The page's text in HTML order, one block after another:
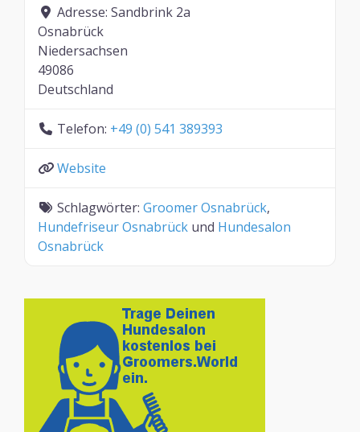
Adresse: Sandbrink 2a
Osnabrück
Niedersachsen
49086
Deutschland
Telefon: +49 (0) 541 389393
Website
Schlagwörter: Groomer Osnabrück,
Hundefriseur Osnabrück und Hundesalon
Osnabrück